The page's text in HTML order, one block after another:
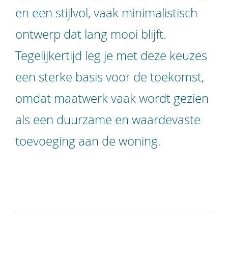
en een stijlvol, vaak minimalistisch
ontwerp dat lang mooi blijft.
Tegelijkertijd leg je met deze keuzes
een sterke basis voor de toekomst,
omdat maatwerk vaak wordt gezien
als een duurzame en waardevaste
toevoeging aan de woning.